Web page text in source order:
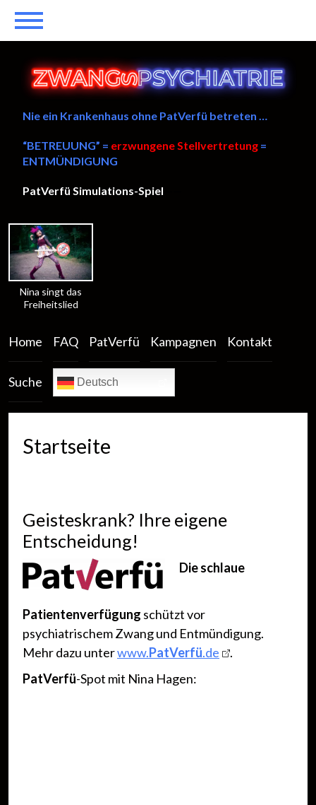
Nina singt das
Freiheitslied
Nie ein Krankenhaus ohne PatVerfü betreten …
“BETREUUNG” = erzwungene Stellvertretung =
ENTMÜNDIGUNG
PatVerfü Simulations-Spiel
Home FAQ PatVerfü Kampagnen Kontakt
Suche Deutsch
Startseite
Geisteskrank? Ihre eigene
Entscheidung!
Die schlaue
Patientenverfügung schützt vor
psychiatrischem Zwang und Entmündigung.
Mehr dazu unterwww.PatVerfü.de
.
PatVerfü-Spot mit Nina Hagen: